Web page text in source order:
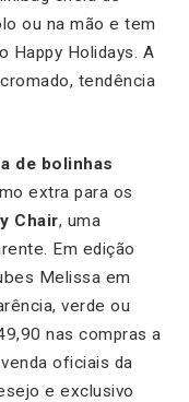
ou na mão e tem
Happy Holidays. A
tendência
de bolinhas
extra para os
Chair, uma
Em edição
Melissa em
verde ou
nas compras a
oficiais da
e exclusivo